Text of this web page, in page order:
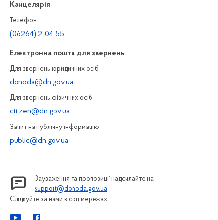
Канцелярiя
Телефон
(06264) 2-04-55
Електронна пошта для звернень
Для звернень юридичних осiб
donoda@dn.gov.ua
Для звернень фізичних осiб
citizen@dn.gov.ua
Запит на публiчну інформацiю
public@dn.gov.ua
Зауваження та пропозиції надсилайте на
support@donoda.gov.ua
Слідкуйте за нами в соц.мережах: